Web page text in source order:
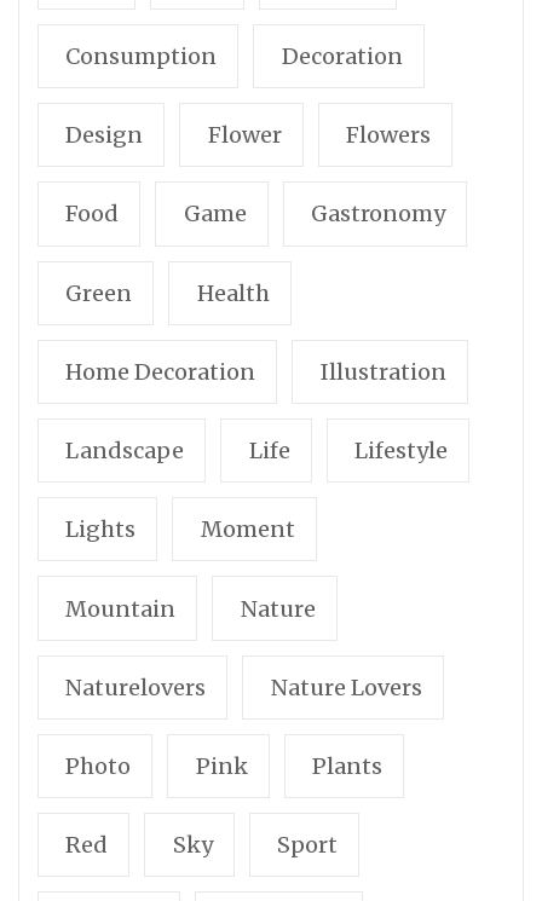
Consumption Decoration
Design Flower Flowers
Food Game Gastronomy
Green Health
Home Decoration Illustration
Landscape Life Lifestyle
Lights Moment
Mountain Nature
Naturelovers Nature Lovers
Photo Pink Plants
Red Sky Sport